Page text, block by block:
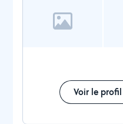
Voir le profil